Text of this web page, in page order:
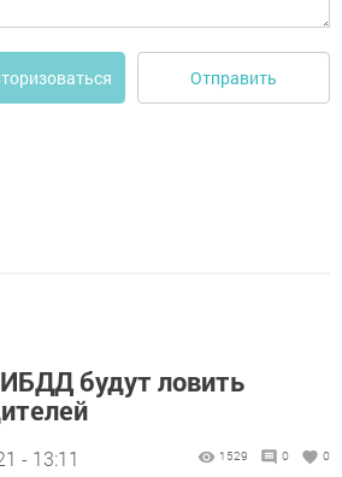
Отправить
будут ловить
- 13:11 1529 0 0